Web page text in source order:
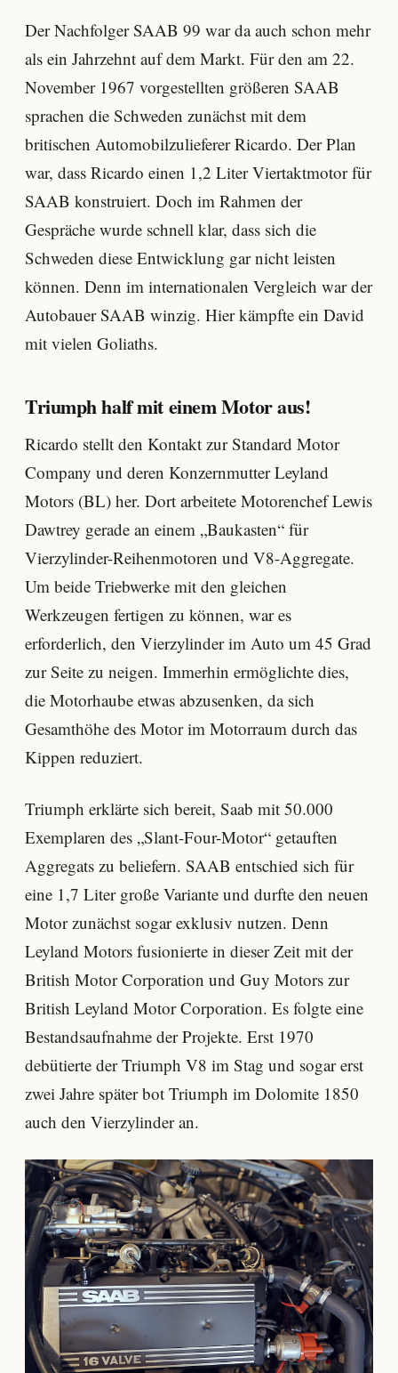
Der Nachfolger SAAB 99 war da auch schon mehr
als ein Jahrzehnt auf dem Markt. Für den am 22.
November 1967 vorgestellten größeren SAAB
sprachen die Schweden zunächst mit dem
britischen Automobilzulieferer Ricardo. Der Plan
war, dass Ricardo einen 1,2 Liter Viertaktmotor für
SAAB konstruiert. Doch im Rahmen der
Gespräche wurde schnell klar, dass sich die
Schweden diese Entwicklung gar nicht leisten
können. Denn im internationalen Vergleich war der
Autobauer SAAB winzig. Hier kämpfte ein David
mit vielen Goliaths.
Triumph half mit einem Motor aus!
Ricardo stellt den Kontakt zur Standard Motor
Company und deren Konzernmutter Leyland
Motors (BL) her. Dort arbeitete Motorenchef Lewis
Dawtrey gerade an einem „Baukasten“ für
Vierzylinder-Reihenmotoren und V8-Aggregate.
Um beide Triebwerke mit den gleichen
Werkzeugen fertigen zu können, war es
erforderlich, den Vierzylinder im Auto um 45 Grad
zur Seite zu neigen. Immerhin ermöglichte dies,
die Motorhaube etwas abzusenken, da sich
Gesamthöhe des Motor im Motorraum durch das
Kippen reduziert.
Triumph erklärte sich bereit, Saab mit 50.000
Exemplaren des „Slant-Four-Motor“ getauften
Aggregats zu beliefern. SAAB entschied sich für
eine 1,7 Liter große Variante und durfte den neuen
Motor zunächst sogar exklusiv nutzen. Denn
Leyland Motors fusionierte in dieser Zeit mit der
British Motor Corporation und Guy Motors zur
British Leyland Motor Corporation. Es folgte eine
Bestandsaufnahme der Projekte. Erst 1970
debütierte der Triumph V8 im Stag und sogar erst
zwei Jahre später bot Triumph im Dolomite 1850
auch den Vierzylinder an.